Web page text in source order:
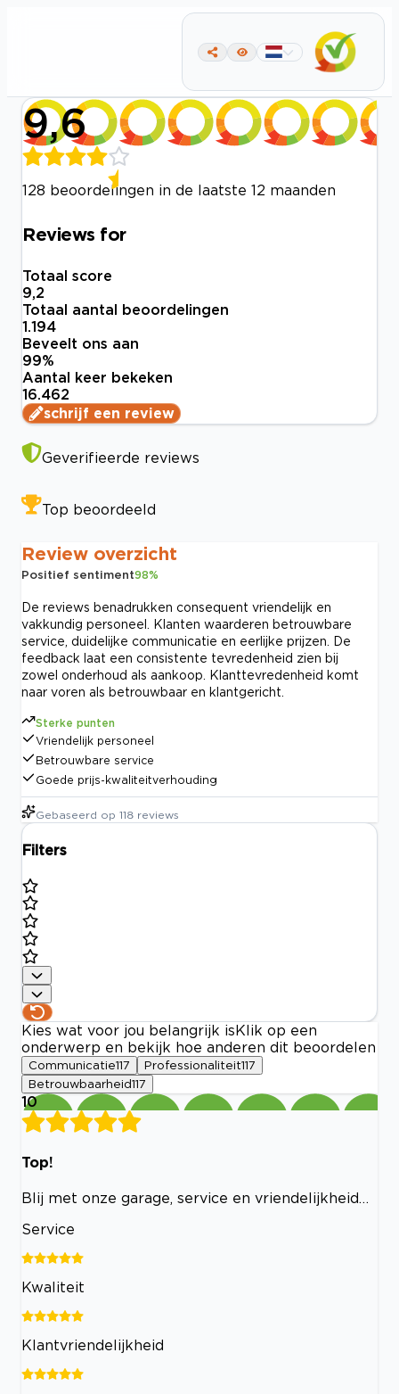
9,6
128 beoordelingen in de laatste 12 maanden
Reviews for
Totaal score
9,2
Totaal aantal beoordelingen
1.194
Beveelt ons aan
99%
Aantal keer bekeken
16.462
schrijf een review
Geverifieerde reviews
Top beoordeeld
Review overzicht
Positief sentiment98%
De reviews benadrukken consequent vriendelijk en
vakkundig personeel. Klanten waarderen betrouwbare
service, duidelijke communicatie en eerlijke prijzen. De
feedback laat een consistente tevredenheid zien bij
zowel onderhoud als aankoop. Klanttevredenheid komt
naar voren als betrouwbaar en klantgericht.
Sterke punten
Vriendelijk personeel
Betrouwbare service
Goede prijs-kwaliteitverhouding
Gebaseerd op 118 reviews
Filters
Kies wat voor jou belangrijk is Klik op een
onderwerp en bekijk hoe anderen dit beoordelen
Communicatie117 Professionaliteit117
Betrouwbaarheid117
10
Top!
Blij met onze garage, service en vriendelijkheid…
Service
Kwaliteit
Klantvriendelijkheid